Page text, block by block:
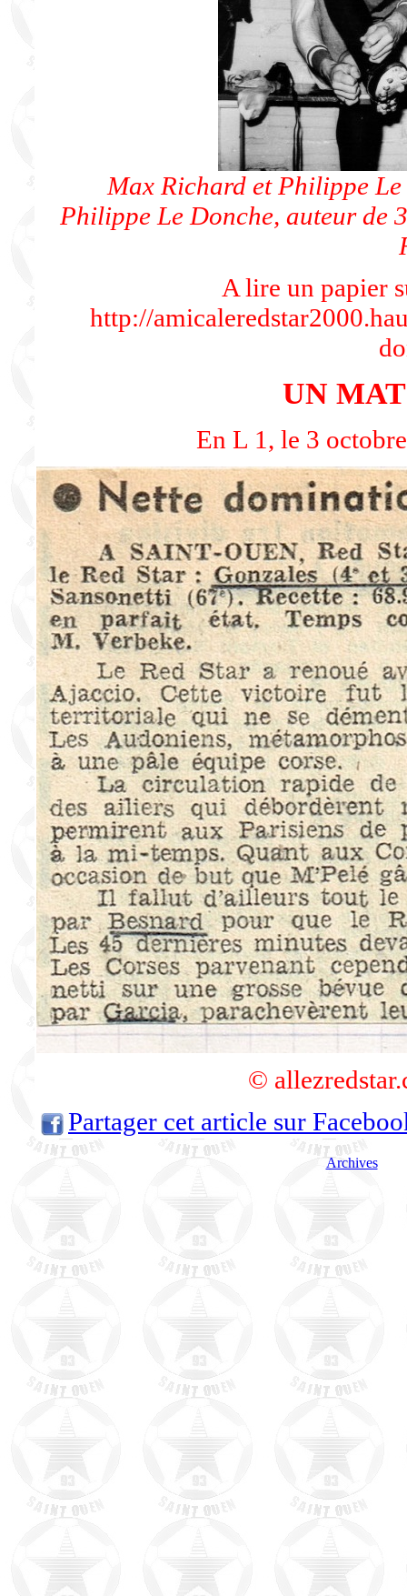
Max Richard et Philippe
Philippe Le Donche, auteur de
A lire un papier
http://
UN
En L 1, le 3
©
Partager cet article sur
Archives